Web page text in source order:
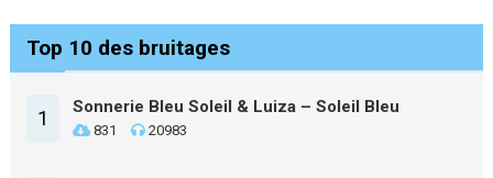
Top 10 des bruitages
1 Sonnerie Bleu Soleil & Luiza – Soleil Bleu
831 20983